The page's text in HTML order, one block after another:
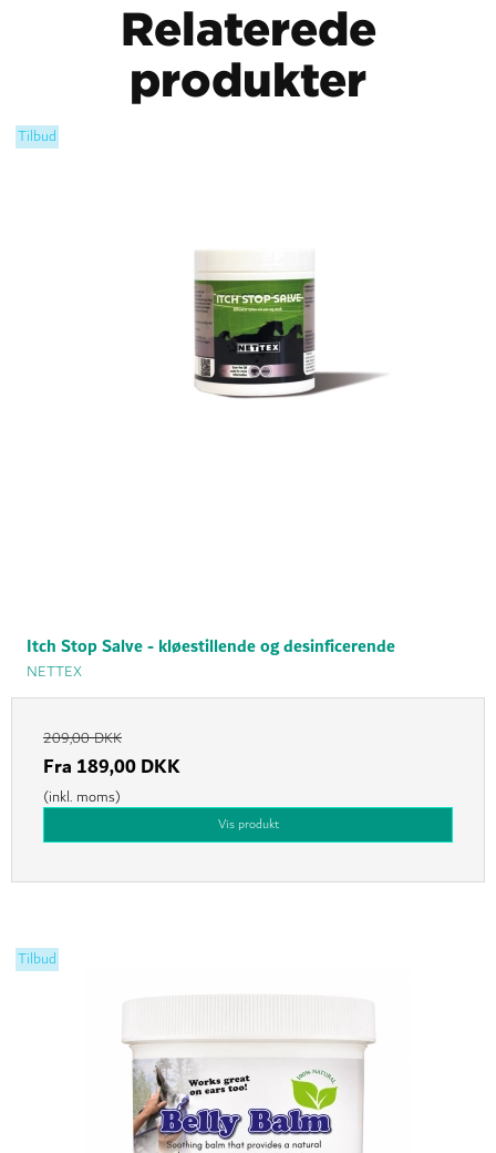
Relaterede
produkter
Tilbud
Itch Stop Salve - kløestillende og desinficerende
NETTEX
209,00 DKK
Fra 189,00 DKK
(inkl. moms)
Vis produkt
Tilbud